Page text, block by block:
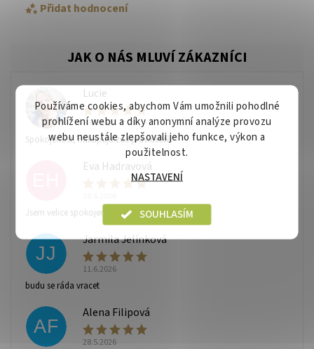
Přidat hodnocení
Vaše osobní údaje budou zpracovány dle
ochrany osobních údajů
L
Lucie
28.6.2026
Spokojenost, nakupuju zde pravidelně.
Eva Hadravová
Jsem velice spokojená
JJ
Jarmila Jelínková
11.6.2026
budu se ráda vracet
AF
Alena Filipová
28.5.2026
Používáme cookies, abychom Vám umožnili pohodlné
prohlížení webu a díky anonymní analýze provozu
webu neustále zlepšovali jeho funkce, výkon a
použitelnost.
NASTAVENÍ
SOUHLASÍM